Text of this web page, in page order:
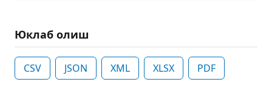
Юклаб олиш
CSV JSON XML XLSX PDF